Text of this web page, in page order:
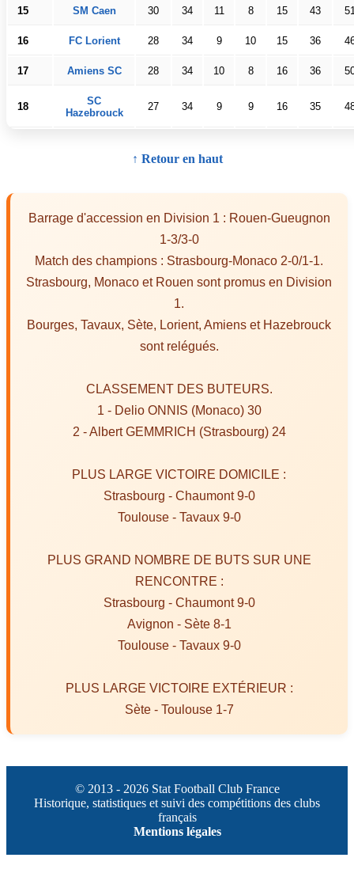
15 SM Caen 30 34 11 8 15 43
16 FC Lorient 28 34 9 10 15 36
17 Amiens SC 28 34 10 8 16 36
18
SC
Hazebrouck
27 34 9 9 16 35
↑ Retour en haut
Barrage d'accession en Division 1 : Rouen-Gueugnon
1-3/3-0
Match des champions : Strasbourg-Monaco 2-0/1-1.
Strasbourg, Monaco et Rouen sont promus en Division
1.
Bourges, Tavaux, Sète, Lorient, Amiens et Hazebrouck
sont relégués.
CLASSEMENT DES BUTEURS.
1 - Delio ONNIS (Monaco) 30
2 - Albert GEMMRICH (Strasbourg) 24
PLUS LARGE VICTOIRE DOMICILE :
Strasbourg - Chaumont 9-0
Toulouse - Tavaux 9-0
PLUS GRAND NOMBRE DE BUTS SUR UNE
RENCONTRE :
Strasbourg - Chaumont 9-0
Avignon - Sète 8-1
Toulouse - Tavaux 9-0
PLUS LARGE VICTOIRE EXTÉRIEUR :
Sète - Toulouse 1-7
© 2013 - 2026 Stat Football Club France
Historique, statistiques et suivi des compétitions des clubs
français
Mentions légales